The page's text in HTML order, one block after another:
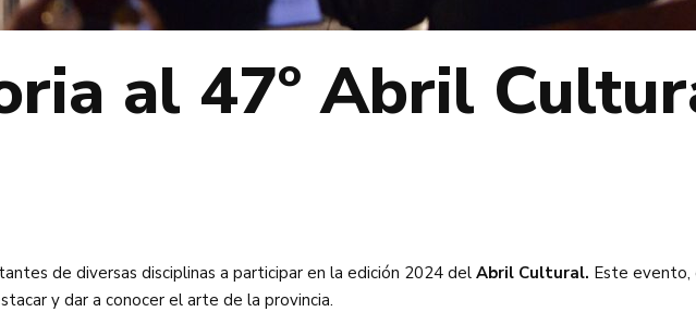
al 47º Abril
de diversas disciplinas a participar en la edición 2024 del Abril Cultural. Este evento,
y dar a conocer el arte de la provincia.